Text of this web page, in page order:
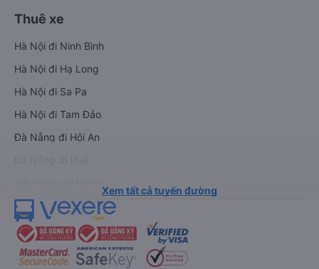
Thuê xe
Hà Nội đi Ninh Bình
Hà Nội đi Hạ Long
Hà Nội đi Sa Pa
Hà Nội đi Tam Đảo
Đà Nẵng đi Hội An
Xem tất cả tuyến đường